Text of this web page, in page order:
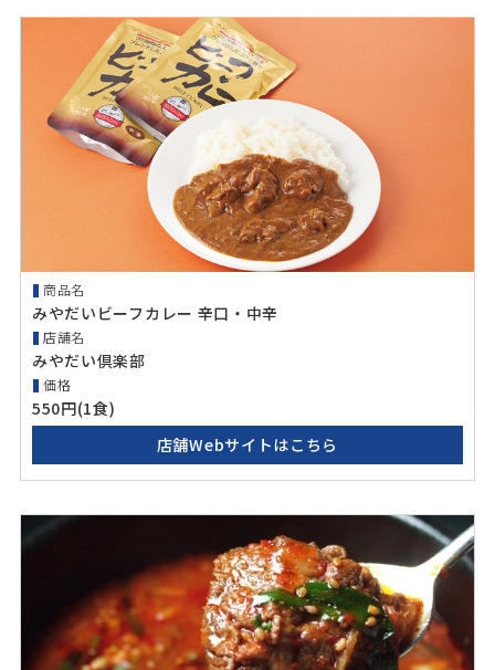
商品名
みやだいビーフカレー 辛口・中辛
店舗名
みやだい倶楽部
価格
550円(1食)
店舗Webサイトはこちら